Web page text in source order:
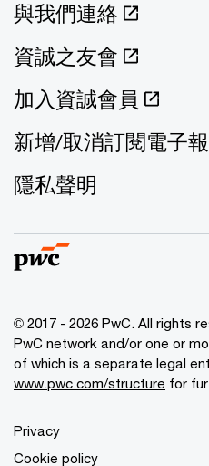
與我們連絡
資誠之友會
加入資誠會員
新增/取消訂閱電子報
隱私聲明
© 2017 - 2026 PwC. All rights
PwC network and/or one or
of which is a separate legal
www.pwc.com/structure for
Privacy
Cookie policy